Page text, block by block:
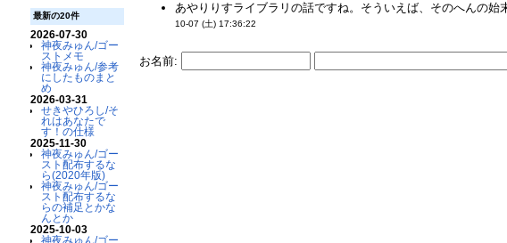
最新の20件
2026-07-30
神夜みゅん/ゴー
ストメモ
神夜みゅん/参考
にしたものまと
め
2026-03-31
せきやひろし/そ
れはあなたで
す！の仕様
2025-11-30
神夜みゅん/ゴー
スト配布するな
ら(2020年版)
神夜みゅん/ゴー
スト配布するな
らの補足とかな
んとか
2025-10-03
神夜みゅん/ゴー
あやりりすライブラリの話ですね。そういえば、そのへんの
10-07 (土) 17:36:22
お名前: